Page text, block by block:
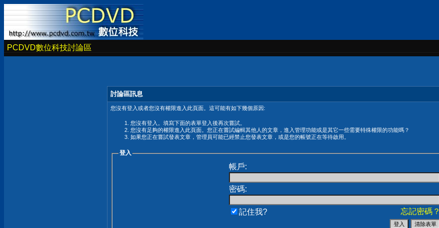
PCDVD數位科技討論區
討論區訊息
您沒有登入或者您沒有權限進入此頁面。這可能有如下幾個原因:
您沒有登入。填寫下面的表單登入後再次嘗試。
您沒有足夠的權限進入此頁面。您正在嘗試編輯其他人的文章，進入管理功能或是其它一些需要特殊權限的功能嗎？
如果您正在嘗試發表文章，管理員可能已經禁止您發表文章，或是您的帳號正在等待啟用。
登入
帳戶:
密碼:
忘記密碼？
記住我?